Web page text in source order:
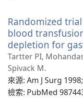
Randomized
blood
depletion for
Tartter PI, Mohandas
Spivack M.
來源‎: Am J Surg
檢索‎: PubMed